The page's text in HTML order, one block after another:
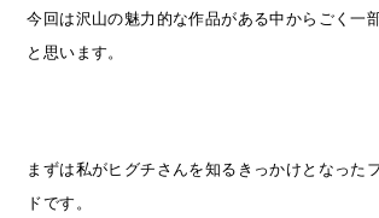
今回は沢山の魅力的な作品がある中からごく一
と思います。
まずは私がヒグチさんを知るきっかけとなった
ドです。